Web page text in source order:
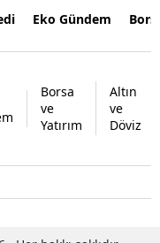
Eko Gündem
Borsa
ve
Yatırım
Altın
ve
Döviz